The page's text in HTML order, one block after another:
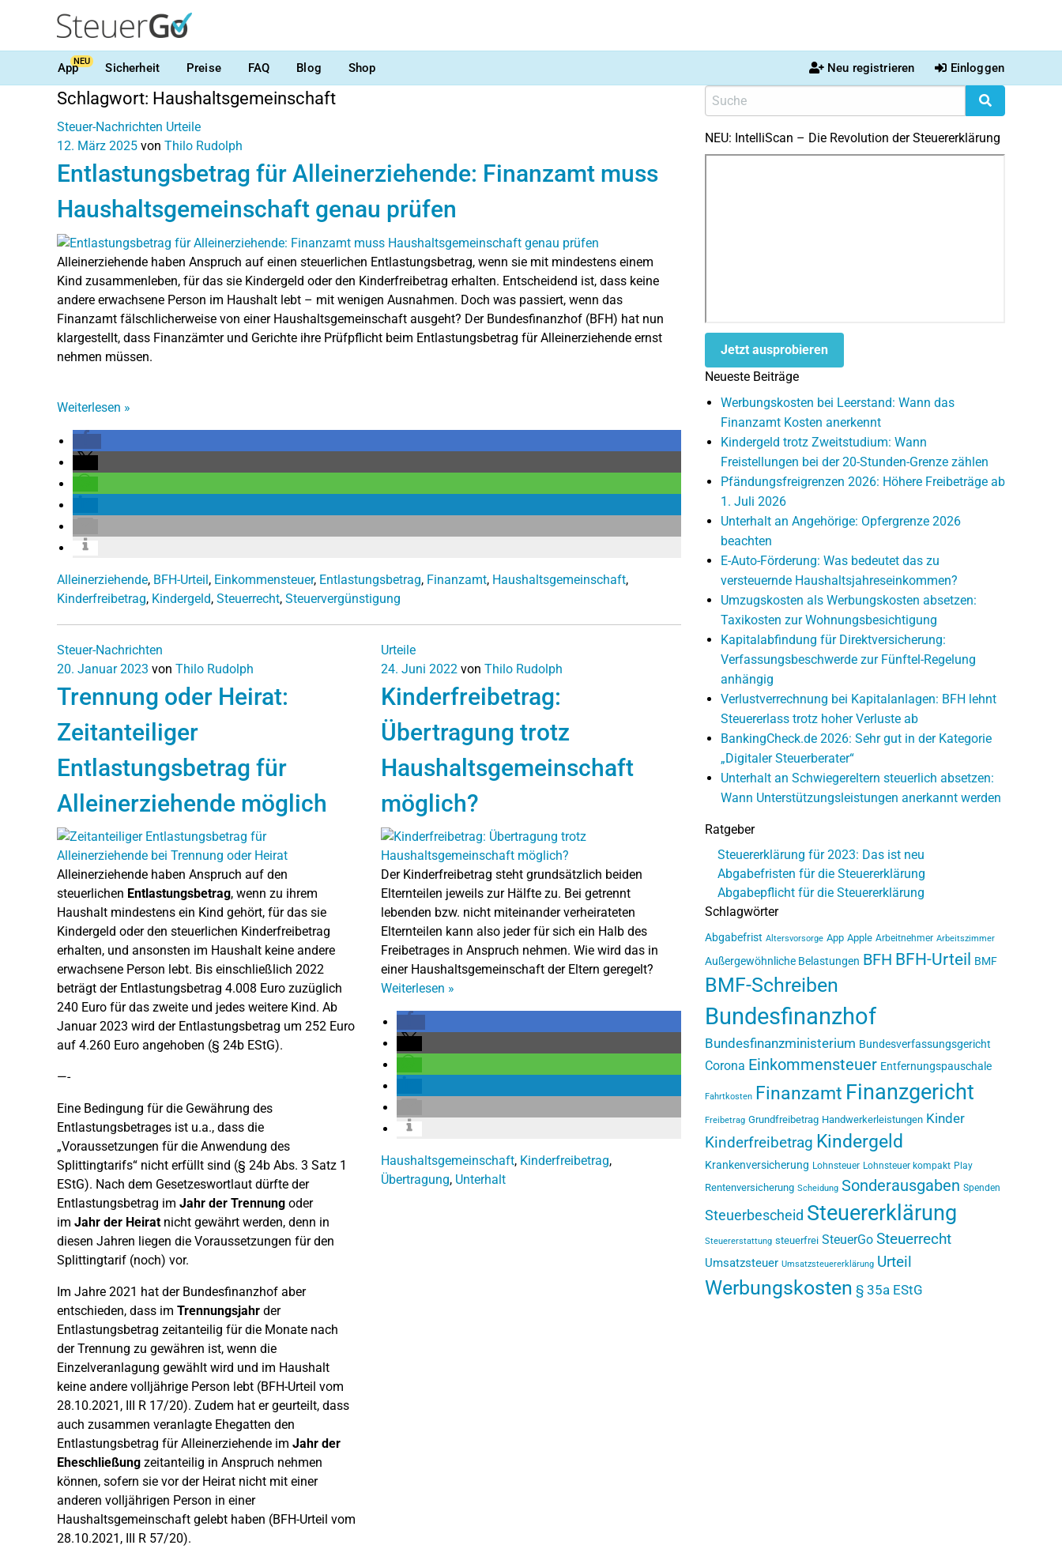
AppNEU Sicherheit Preise FAQ Blog Shop Neu registrieren Einloggen
Schlagwort: Haushaltsgemeinschaft
Steuer-Nachrichten Urteile
12. März 2025 von Thilo Rudolph
Entlastungsbetrag für Alleinerziehende: Finanzamt muss
Haushaltsgemeinschaft genau prüfen
Alleinerziehende haben Anspruch auf einen steuerlichen Entlastungsbetrag, wenn sie mit mindestens einem
Kind zusammenleben, für das sie Kindergeld oder den Kinderfreibetrag erhalten. Entscheidend ist, dass keine
andere erwachsene Person im Haushalt lebt – mit wenigen Ausnahmen. Doch was passiert, wenn das
Finanzamt fälschlicherweise von einer Haushaltsgemeinschaft ausgeht? Der Bundesfinanzhof (BFH) hat nun
klargestellt, dass Finanzämter und Gerichte ihre Prüfpflicht beim Entlastungsbetrag für Alleinerziehende ernst
nehmen müssen.
Weiterlesen »
Alleinerziehende, BFH-Urteil, Einkommensteuer, Entlastungsbetrag, Finanzamt, Haushaltsgemeinschaft,
Kinderfreibetrag, Kindergeld, Steuerrecht, Steuervergünstigung
Steuer-Nachrichten
20. Januar 2023 von Thilo Rudolph
Trennung oder Heirat:
Zeitanteiliger
Entlastungsbetrag für
Alleinerziehende möglich
Alleinerziehende haben Anspruch auf den
steuerlichen Entlastungsbetrag, wenn zu ihrem
Haushalt mindestens ein Kind gehört, für das sie
Kindergeld oder den steuerlichen Kinderfreibetrag
erhalten, und ansonsten im Haushalt keine andere
erwachsene Person lebt. Bis einschließlich 2022
beträgt der Entlastungsbetrag 4.008 Euro zuzüglich
240 Euro für das zweite und jedes weitere Kind. Ab
Januar 2023 wird der Entlastungsbetrag um 252 Euro
auf 4.260 Euro angehoben (§ 24b EStG).
—-
Eine Bedingung für die Gewährung des
Entlastungsbetrages ist u.a., dass die
„Voraussetzungen für die Anwendung des
Splittingtarifs“ nicht erfüllt sind (§ 24b Abs. 3 Satz 1
EStG). Nach dem Gesetzeswortlaut dürfte der
Entlastungsbetrag im Jahr der Trennung oder
im Jahr der Heiratnicht gewährt werden, denn in
diesen Jahren liegen die Voraussetzungen für den
Splittingtarif (noch) vor.
Im Jahre 2021 hat der Bundesfinanzhof aber
entschieden, dass im Trennungsjahr der
Entlastungsbetrag zeitanteilig für die Monate nach
der Trennung zu gewähren ist, wenn die
Einzelveranlagung gewählt wird und im Haushalt
keine andere volljährige Person lebt (BFH-Urteil vom
28.10.2021, III R 17/20). Zudem hat er geurteilt, dass
auch zusammen veranlagte Ehegatten den
Entlastungsbetrag für Alleinerziehende im Jahr der
Eheschließung zeitanteilig in Anspruch nehmen
können, sofern sie vor der Heirat nicht mit einer
anderen volljährigen Person in einer
Haushaltsgemeinschaft gelebt haben (BFH-Urteil vom
28.10.2021, III R 57/20).
Urteile
24. Juni 2022 von Thilo Rudolph
Kinderfreibetrag:
Übertragung trotz
Haushaltsgemeinschaft
möglich?
Der Kinderfreibetrag steht grundsätzlich beiden
Elternteilen jeweils zur Hälfte zu. Bei getrennt
lebenden bzw. nicht miteinander verheirateten
Elternteilen kann also jeder für sich ein Halb des
Freibetrages in Anspruch nehmen. Wie wird das in
einer Haushaltsgemeinschaft der Eltern geregelt?
Weiterlesen »
Haushaltsgemeinschaft, Kinderfreibetrag,
Übertragung, Unterhalt
NEU: IntelliScan – Die Revolution der Steuererklärung
Jetzt ausprobieren
Neueste Beiträge
Werbungskosten bei Leerstand: Wann das
Finanzamt Kosten anerkennt
Kindergeld trotz Zweitstudium: Wann
Freistellungen bei der 20-Stunden-Grenze zählen
Pfändungsfreigrenzen 2026: Höhere Freibeträge ab
1. Juli 2026
Unterhalt an Angehörige: Opfergrenze 2026
beachten
E-Auto-Förderung: Was bedeutet das zu
versteuernde Haushaltsjahreseinkommen?
Umzugskosten als Werbungskosten absetzen:
Taxikosten zur Wohnungsbesichtigung
Kapitalabfindung für Direktversicherung:
Verfassungsbeschwerde zur Fünftel-Regelung
anhängig
Verlustverrechnung bei Kapitalanlagen: BFH lehnt
Steuererlass trotz hoher Verluste ab
BankingCheck.de 2026: Sehr gut in der Kategorie
„Digitaler Steuerberater“
Unterhalt an Schwiegereltern steuerlich absetzen:
Wann Unterstützungsleistungen anerkannt werden
Ratgeber
Steuererklärung für 2023: Das ist neu
Abgabefristen für die Steuererklärung
Abgabepflicht für die Steuererklärung
Schlagwörter
Abgabefrist Altersvorsorge App Apple Arbeitnehmer Arbeitszimmer
Außergewöhnliche Belastungen BFH BFH-Urteil BMF
BMF-Schreiben
Bundesfinanzhof
Bundesfinanzministerium Bundesverfassungsgericht
Corona Einkommensteuer Entfernungspauschale
Fahrtkosten Finanzamt Finanzgericht
Freibetrag Grundfreibetrag Handwerkerleistungen Kinder
Kinderfreibetrag Kindergeld
Krankenversicherung Lohnsteuer Lohnsteuer kompakt Play
Rentenversicherung Scheidung Sonderausgaben Spenden
Steuerbescheid Steuererklärung
Steuererstattung steuerfrei SteuerGo Steuerrecht
Umsatzsteuer Umsatzsteuererklärung Urteil
Werbungskosten § 35a EStG